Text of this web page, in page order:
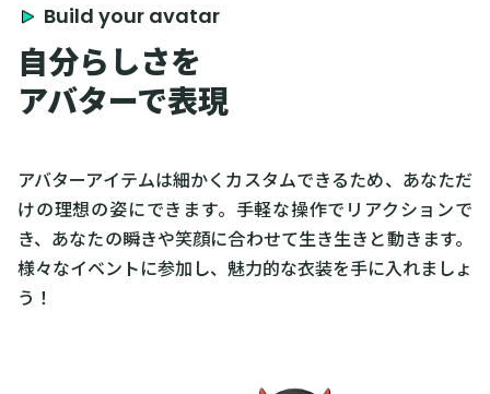
Build your avatar
自分らしさを
アバターで表現
アバターアイテムは細かくカスタムできるため、あなただ
けの理想の姿にできます。手軽な操作でリアクションで
き、あなたの瞬きや笑顔に合わせて生き生きと動きます。
様々なイベントに参加し、魅力的な衣装を手に入れましょ
う！